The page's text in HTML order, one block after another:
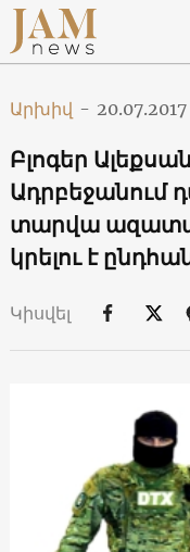
Արխիվ - 20.07.2017
Բլոգեր
Ադրբեջանում
տարվա
կրելու է
Կիսվել